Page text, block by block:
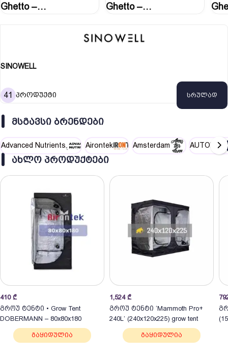
Ghetto –
Ghetto –
Grow…
SINOWELL
41 პროდუქტი სრულად
ᲛᲡᲒᲐᲕᲡᲘ ᲑᲠᲔᲜᲓᲔᲑᲘ
Advanced Nutrients Airontek Amsterdam AUTOPOT
ᲐᲮᲚᲝ ᲞᲠᲝᲓᲣᲥᲢᲔᲑᲘ
410 ₾
გროუ ტენტი • Grow Tent
DOBERMANN – 80x80x180
გაყიდულია
1,524 ₾
გროუ ტენტი ‘Mammoth Pro+
240L’ (240x120x225) grow tent
გაყიდულია